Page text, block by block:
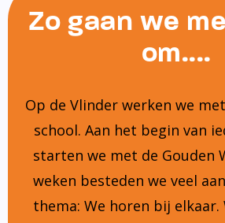
Zo gaan we
om....
Op de Vlinder werken we
school. Aan het begin van
starten we met de Gouden
weken besteden we veel
thema: We horen bij elkaar.